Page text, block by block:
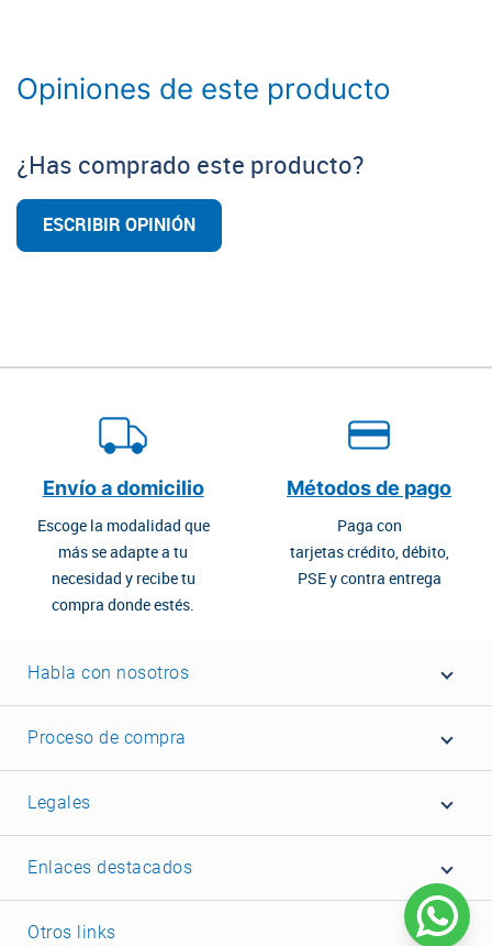
Opiniones de este producto
¿Has comprado este producto?
ESCRIBIR OPINIÓN
Envío a domicilio
Escoge la modalidad que
más se adapte a tu
necesidad y recibe tu
compra donde estés.
Métodos de pago
Paga con
tarjetas crédito, débito,
PSE y contra entrega
Habla con nosotros
Proceso de compra
Legales
Enlaces destacados
Otros links